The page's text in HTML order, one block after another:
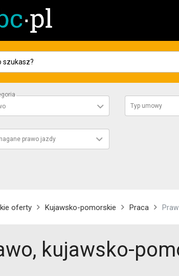
Typ umowy
prawo jazdy
oferty Kujawsko-pomorskie Praca
kujawsko-